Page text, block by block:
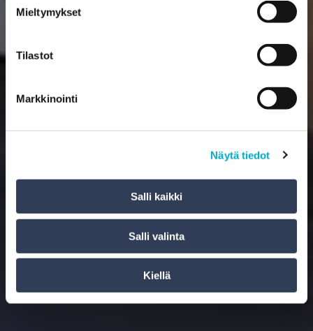
Mieltymykset
Tilastot
Markkinointi
Näytä tiedot
Salli kaikki
Salli valinta
Kiellä